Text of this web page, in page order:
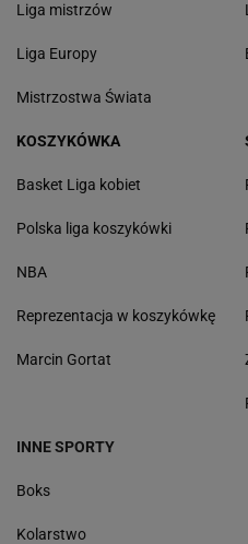
Liga mistrzów
Liga Europy
Mistrzostwa Świata
KOSZYKÓWKA
Basket Liga kobiet
Polska liga koszykówki
NBA
Reprezentacja w koszykówkę
Marcin Gortat
INNE SPORTY
Boks
Kolarstwo